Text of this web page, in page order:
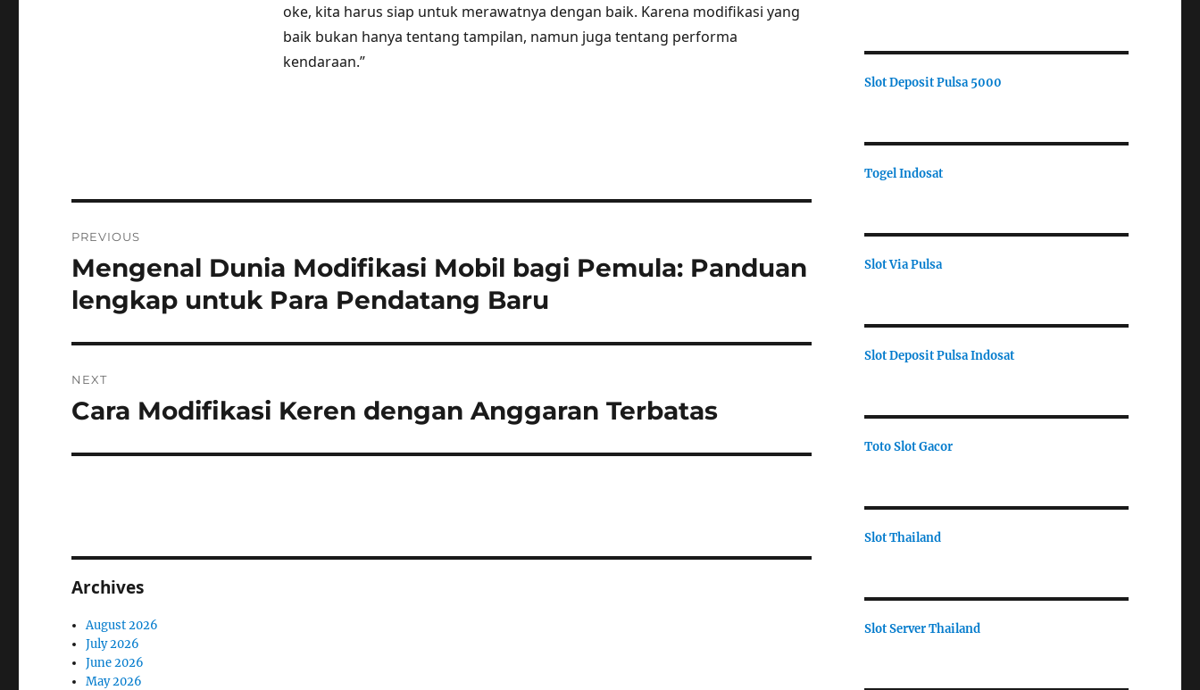
oke, kita harus siap untuk merawatnya dengan baik. Karena modifikasi yang
baik bukan hanya tentang tampilan, namun juga tentang performa
kendaraan.”
navigation
PREVIOUS
Previous
post:
Mengenal Dunia Modifikasi Mobil bagi Pemula: Panduan
lengkap untuk Para Pendatang Baru
NEXT
Next
Cara Modifikasi Keren dengan Anggaran Terbatas
Archives
August 2026
July 2026
June 2026
May 2026
Slot Deposit Pulsa 5000
Togel Indosat
Slot Via Pulsa
Slot Deposit Pulsa Indosat
Toto Slot Gacor
Slot Thailand
Slot Server Thailand